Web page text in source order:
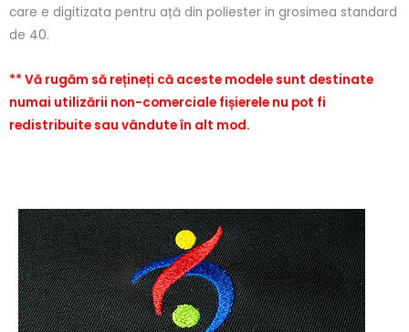
care e digitizata pentru ață din poliester in grosimea standard
de 40.
** Vă rugăm să rețineți că aceste modele sunt destinate
numai utilizării non-comerciale fișierele nu pot fi
redistribuite sau vândute în alt mod.